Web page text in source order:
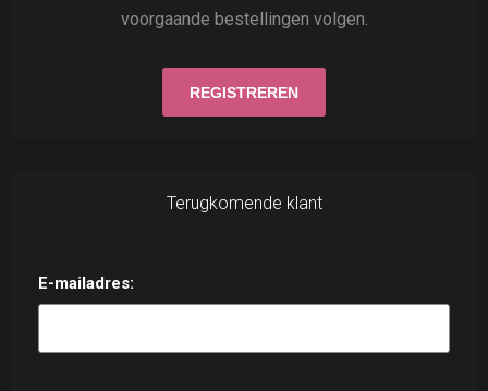
voorgaande bestellingen volgen.
Terugkomende klant
E-mailadres: